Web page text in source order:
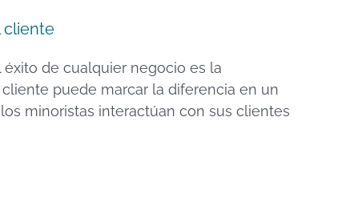
cliente
de cualquier negocio es la
puede marcar la diferencia en un
minoristas interactúan con sus clientes